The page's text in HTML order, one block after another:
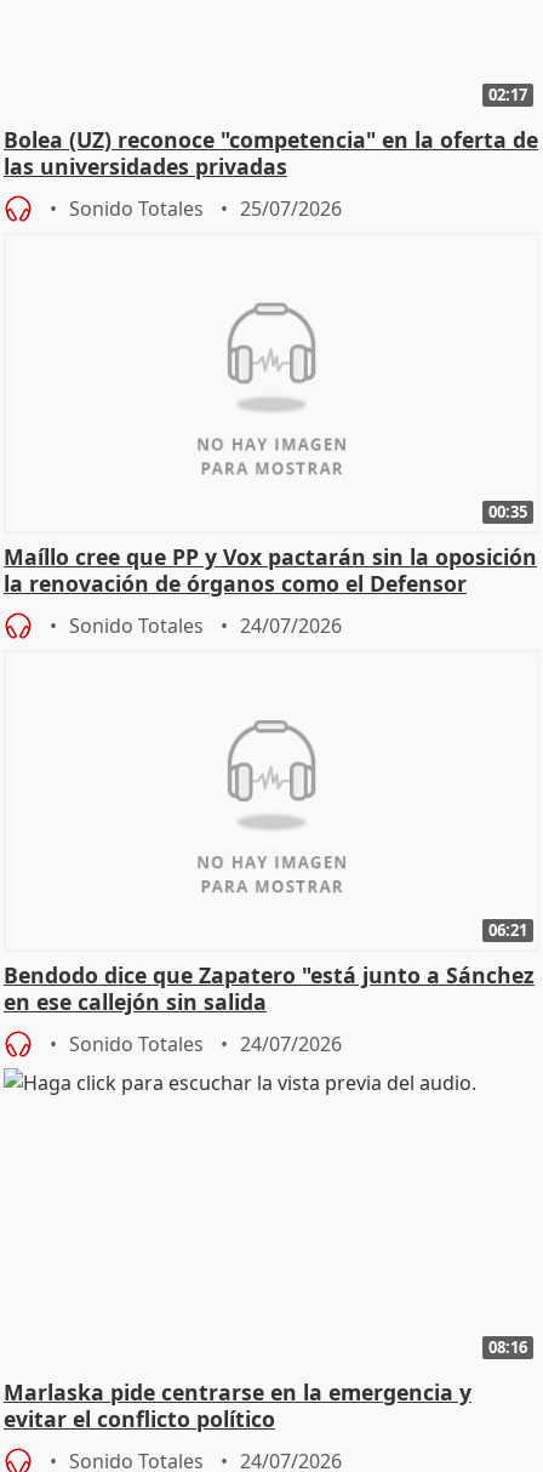
02:17
Bolea (UZ) reconoce "competencia" en la oferta de
las universidades privadas
Sonido Totales 25/07/2026
00:35
Maíllo cree que PP y Vox pactarán sin la oposición
la renovación de órganos como el Defensor
Sonido Totales 24/07/2026
06:21
Bendodo dice que Zapatero "está junto a Sánchez
en ese callejón sin salida
Sonido Totales 24/07/2026
08:16
Marlaska pide centrarse en la emergencia y
evitar el conflicto político
Sonido Totales 24/07/2026